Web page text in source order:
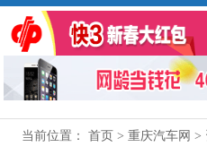
当前位置：首页 >重庆汽车网 >